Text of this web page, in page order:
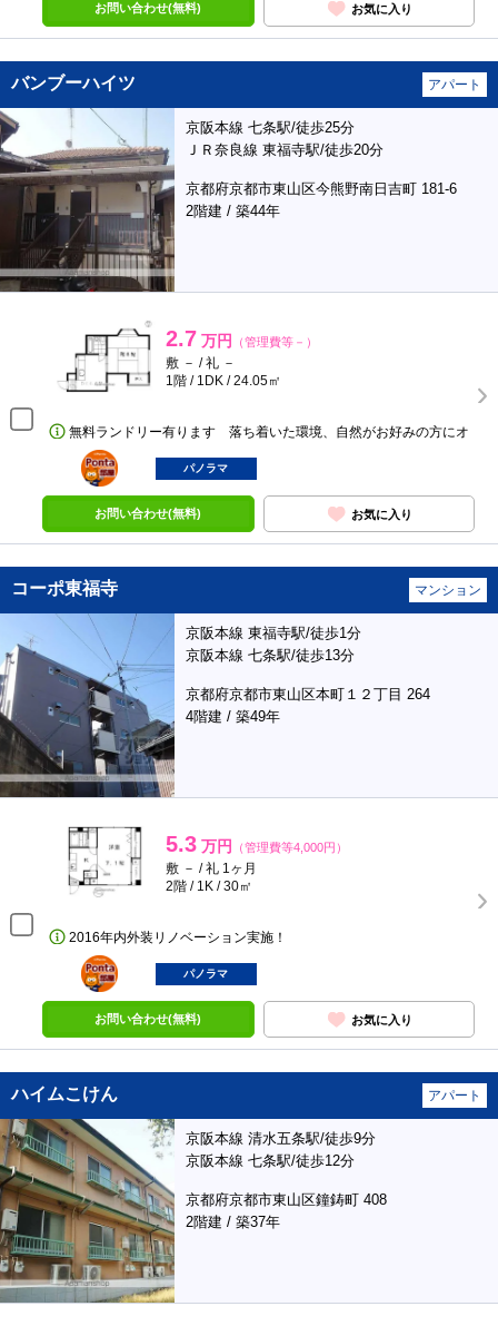
お問い合わせ(無料) お気に入り
バンブーハイツ アパート
京阪本線 七条駅/徒歩25分
ＪＲ奈良線 東福寺駅/徒歩20分
京都府京都市東山区今熊野南日吉町 181-6
2階建 / 築44年
2.7 万円 （管理費等－）
敷 － / 礼 －
1階 / 1DK / 24.05㎡
無料ランドリー有ります 落ち着いた環境、自然がお好みの方にオ
ポンタ
部屋
パノラマ
お問い合わせ(無料) お気に入り
コーポ東福寺 マンション
京阪本線 東福寺駅/徒歩1分
京阪本線 七条駅/徒歩13分
京都府京都市東山区本町１２丁目 264
4階建 / 築49年
5.3 万円 （管理費等4,000円）
敷 － / 礼 1ヶ月
2階 / 1K / 30㎡
2016年内外装リノベーション実施！
ポンタ
部屋
パノラマ
お問い合わせ(無料) お気に入り
ハイムこけん アパート
京阪本線 清水五条駅/徒歩9分
京阪本線 七条駅/徒歩12分
京都府京都市東山区鐘鋳町 408
2階建 / 築37年